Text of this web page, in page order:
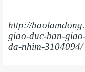
http://
giao-duc-ban-
da-nhim-3104094/